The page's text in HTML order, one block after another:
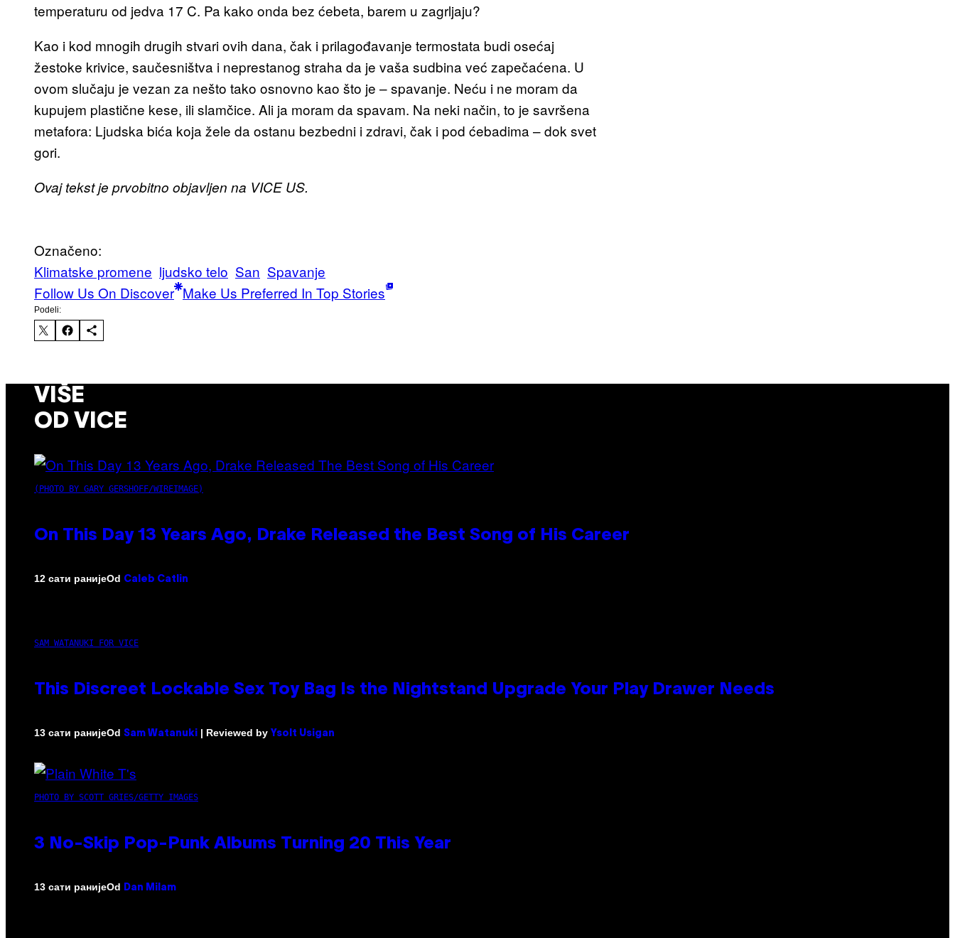
temperaturu od jedva 17 C. Pa kako onda bez ćebeta, barem u zagrljaju?
Kao i kod mnogih drugih stvari ovih dana, čak i prilagođavanje termostata budi osećaj
žestoke krivice, saučesništva i neprestanog straha da je vaša sudbina već zapečaćena. U
ovom slučaju je vezan za nešto tako osnovno kao što je – spavanje. Neću i ne moram da
kupujem plastične kese, ili slamčice. Ali ja moram da spavam. Na neki način, to je savršena
metafora: Ljudska bića koja žele da ostanu bezbedni i zdravi, čak i pod ćebadima – dok svet
gori.
Ovaj tekst je prvobitno objavljen na VICE US.
Označeno:
Klimatske promene ljudsko telo San Spavanje
Follow Us On Discover Make Us Preferred In Top Stories
Podeli:
VIŠE
OD VICE
(PHOTO BY GARY GERSHOFF/WIREIMAGE)
On This Day 13 Years Ago, Drake Released the Best Song of His Career
12 сати ранијеOd Caleb Catlin
SAM WATANUKI FOR VICE
This Discreet Lockable Sex Toy Bag Is the Nightstand Upgrade Your Play Drawer Needs
13 сати ранијеOd Sam Watanuki | Reviewed by Ysolt Usigan
PHOTO BY SCOTT GRIES/GETTY IMAGES
3 No-Skip Pop-Punk Albums Turning 20 This Year
13 сати ранијеOd Dan Milam